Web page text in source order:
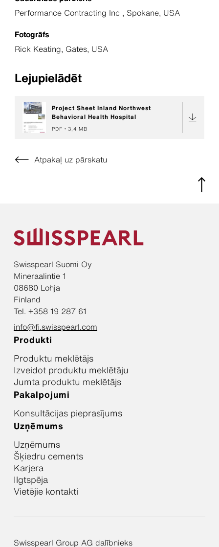
Performance Contracting Inc , Spokane, USA
Fotogrāfs
Rick Keating, Gates, USA
Lejupielādēt
Project Sheet Inland Northwest
Behavioral Health Hospital
PDF 3,4 MB
Atpakaļ uz pārskatu
Swisspearl Suomi Oy
Mineraalintie 1
08680 Lohja
Finland
Tel. +358 19 287 61
info@fi.swisspearl.com
Produkti
Produktu meklētājs
Izveidot produktu meklētāju
Jumta produktu meklētājs
Pakalpojumi
Konsultācijas pieprasījums
Uzņēmums
Uzņēmums
Šķiedru cements
Karjera
Ilgtspēja
Vietējie kontakti
Swisspearl Group AG dalībnieks